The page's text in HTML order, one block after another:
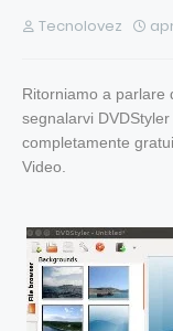
Tecnolovez
Ritorniamo a parlare
segnalarvi
completamente
Video.